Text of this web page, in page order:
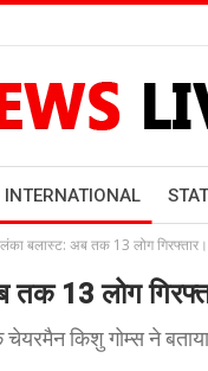
INTERNATIONAL
बलास्ट: अब तक 13 लोग गिरफ्तार।
तक 13 लोग
किशु गोम्स ने